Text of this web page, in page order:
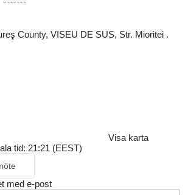
County, VISEU DE SUS, Str. Mioritei .
Visa karta
tid: 21:21 (EEST)
med e-post